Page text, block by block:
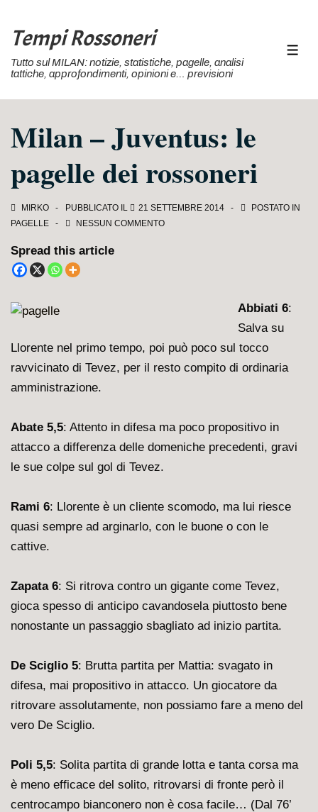
Vai
contenuto
Tempi Rossoneri
Tutto sul MILAN: notizie, statistiche, pagelle, analisi
tattiche, approfondimenti, opinioni e… previsioni
Milan – Juventus: le
pagelle dei rossoneri
MIRKO PUBBLICATO IL 21 SETTEMBRE 2014
POSTATO IN
PAGELLE
NESSUN COMMENTO
Spread this article
Abbiati 6:
Salva su
Llorente nel primo tempo, poi può poco sul tocco
ravvicinato di Tevez, per il resto compito di ordinaria
amministrazione.
Abate 5,5: Attento in difesa ma poco propositivo in
attacco a differenza delle domeniche precedenti, gravi
le sue colpe sul gol di Tevez.
Rami 6: Llorente è un cliente scomodo, ma lui riesce
quasi sempre ad arginarlo, con le buone o con le
cattive.
Zapata 6: Si ritrova contro un gigante come Tevez,
gioca spesso di anticipo cavandosela piuttosto bene
nonostante un passaggio sbagliato ad inizio partita.
De Sciglio 5: Brutta partita per Mattia: svagato in
difesa, mai propositivo in attacco. Un giocatore da
ritrovare assolutamente, non possiamo fare a meno del
vero De Sciglio.
Poli 5,5: Solita partita di grande lotta e tanta corsa ma
è meno efficace del solito, ritrovarsi di fronte però il
centrocampo bianconero non è cosa facile… (Dal 76’